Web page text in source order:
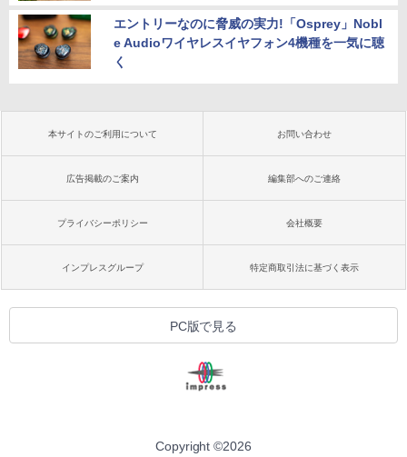
エントリーなのに脅威の実力!「Osprey」Nobl
e Audioワイヤレスイヤフォン4機種を一気に聴
く
本サイトのご利用について お問い合わせ
広告掲載のご案内 編集部へのご連絡
プライバシーポリシー 会社概要
インプレスグループ 特定商取引法に基づく表示
PC版で見る
Copyright ©2026